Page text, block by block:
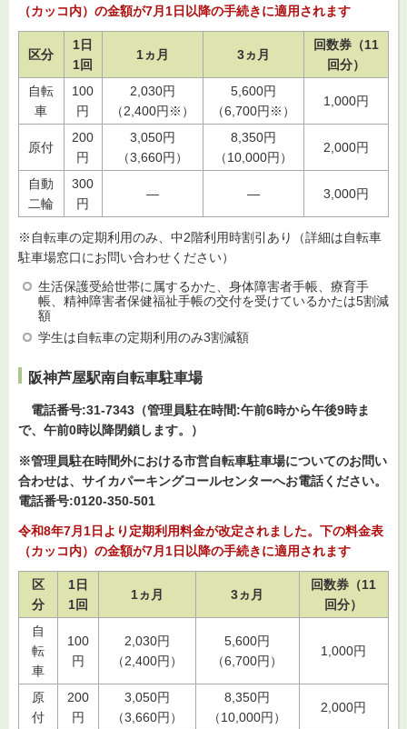
（カッコ内）の金額が7月1日以降の手続きに適用されます
区分
1日
1回
1ヵ月 3ヵ月
回数券（11
回分）
自転
車
100
円
2,030円
（2,400円※）
5,600円
（6,700円※）
1,000円
原付
200
円
3,050円
（3,660円）
8,350円
（10,000円）
2,000円
自動
二輪
300
円
― ― 3,000円
※自転車の定期利用のみ、中2階利用時割引あり（詳細は自転車
駐車場窓口にお問い合わせください）
生活保護受給世帯に属するかた、身体障害者手帳、療育手
帳、精神障害者保健福祉手帳の交付を受けているかたは5割減
額
学生は自転車の定期利用のみ3割減額
阪神芦屋駅南自転車駐車場
電話番号:31-7343（管理員駐在時間:午前6時から午後9時ま
で、午前0時以降閉鎖します。）
※管理員駐在時間外における市営自転車駐車場についてのお問い
合わせは、サイカパーキングコールセンターへお電話ください。
電話番号:0120-350-501
令和8年7月1日より定期利用料金が改定されました。下の料金表
（カッコ内）の金額が7月1日以降の手続きに適用されます
区
分
1日
1回
1ヵ月 3ヵ月
回数券（11
回分）
自
転
車
100
円
2,030円
（2,400円）
5,600円
（6,700円）
1,000円
原
付
200
円
3,050円
（3,660円）
8,350円
（10,000円）
2,000円